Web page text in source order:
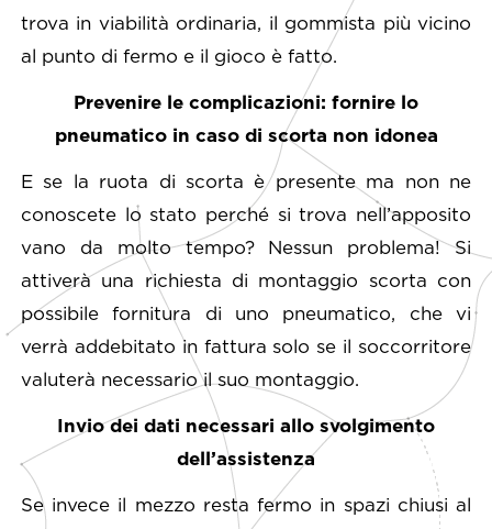
trova in viabilità ordinaria, il gommista più vicino
al punto di fermo e il gioco è fatto.
Prevenire le complicazioni: fornire lo
pneumatico in caso di scorta non idonea
E se la ruota di scorta è presente ma non ne
conoscete lo stato perché si trova nell’apposito
vano da molto tempo? Nessun problema! Si
attiverà una richiesta di montaggio scorta con
possibile fornitura di uno pneumatico, che vi
verrà addebitato in fattura solo se il soccorritore
valuterà necessario il suo montaggio.
Invio dei dati necessari allo svolgimento
dell’assistenza
Se invece il mezzo resta fermo in spazi chiusi al